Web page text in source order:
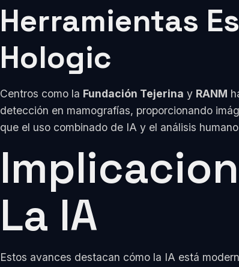
Herramientas
Hologic
Centros como la Fundación Tejerina y RANM
detección en mamografías, proporcionando
que el uso combinado de IA y el análisis
La IA
Estos avances destacan cómo la IA está